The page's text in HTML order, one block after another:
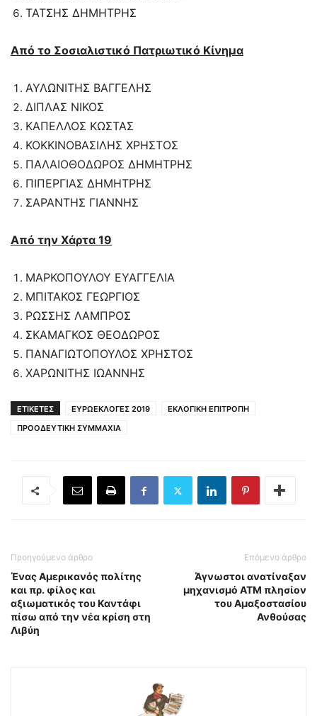
ΤΑΤΣΗΣ ΔΗΜΗΤΡΗΣ
Από το Σοσιαλιστικό Πατριωτικό Κίνημα
ΑΥΛΩΝΙΤΗΣ ΒΑΓΓΕΛΗΣ
ΔΙΠΛΑΣ ΝΙΚΟΣ
ΚΑΠΕΛΛΟΣ ΚΩΣΤΑΣ
ΚΟΚΚΙΝΟΒΑΣΙΛΗΣ ΧΡΗΣΤΟΣ
ΠΑΛΑΙΟΘΟΔΩΡΟΣ ΔΗΜΗΤΡΗΣ
ΠΙΠΕΡΓΙΑΣ ΔΗΜΗΤΡΗΣ
ΣΑΡΑΝΤΗΣ ΓΙΑΝΝΗΣ
Από την Χάρτα 19
ΜΑΡΚΟΠΟΥΛΟΥ ΕΥΑΓΓΕΛΙΑ
ΜΠΙΤΑΚΟΣ ΓΕΩΡΓΙΟΣ
ΡΩΣΣΗΣ ΛΑΜΠΡΟΣ
ΣΚΑΜΑΓΚΟΣ ΘΕΟΔΩΡΟΣ
ΠΑΝΑΓΙΩΤΟΠΟΥΛΟΣ ΧΡΗΣΤΟΣ
ΧΑΡΩΝΙΤΗΣ ΙΩΑΝΝΗΣ
ΕΤΙΚΕΤΕΣ ΕΥΡΩΕΚΛΟΓΕΣ 2019
ΕΚΛΟΓΙΚΗ ΕΠΙΤΡΟΠΗ
ΠΡΟΟΔΕΥΤΙΚΗ ΣΥΜΜΑΧΙΑ
Προηγούμενο άρθρο
Ένας Aμερικανός πολίτης
και πρ. φίλος και
αξιωματικός του Καντάφι
πίσω από την νέα κρίση στη
Λιβύη
Επόμενο άρθρο
Άγνωστοι ανατίναξαν
μηχανισμό ΑΤΜ πλησίον
του Αμαξοστασίου
Ανθούσας